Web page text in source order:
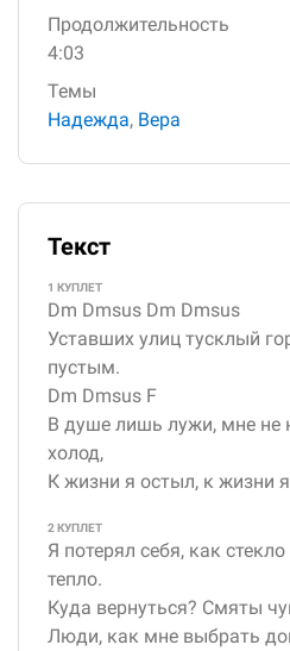
Продолжительность
4:03
Темы
Надежда, Вера
Текст
1 КУПЛЕТ
Dm Dmsus Dm Dmsus
Уставших улиц тусклый
пустым.
Dm Dmsus F
В душе лишь лужи, мне не
холод,
К жизни я остыл, к жизни
2 КУПЛЕТ
Я потерял себя, как
тепло.
Куда вернуться? Смяты
Люди, как мне выбрать